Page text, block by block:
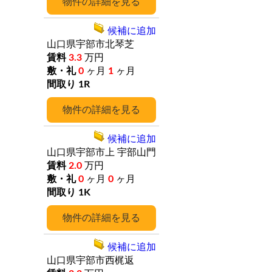
詳細
山口県宇部市北琴芝
3.3 万円
0 ヶ月 1 ヶ月
1R
候補に追加
詳細
山口県宇部市上 宇部山門
2.0 万円
0 ヶ月 0 ヶ月
1K
候補に追加
山口県宇部市西梶返
候補に追加